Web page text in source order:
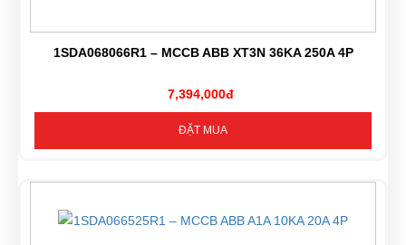
1SDA068066R1 – MCCB ABB XT3N 36KA 250A 4P
7,394,000đ
ĐẶT MUA